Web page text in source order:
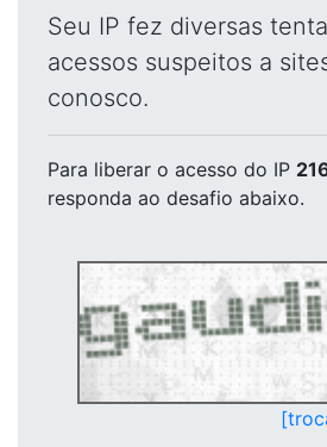
Seu IP fez diversas
acessos suspeitos a
conosco.
Para liberar o acesso do IP
responda ao desafio abaixo.